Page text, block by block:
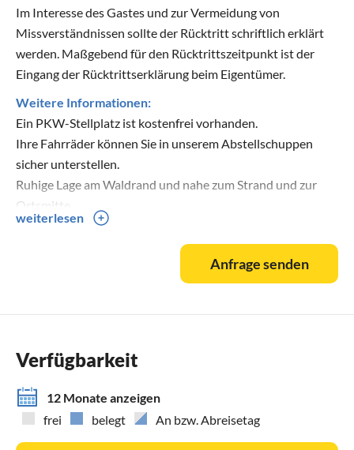
Im Interesse des Gastes und zur Vermeidung von
Missverständnissen sollte der Rücktritt schriftlich erklärt
werden. Maßgebend für den Rücktrittszeitpunkt ist der
Eingang der Rücktrittserklärung beim Eigentümer.
Weitere Informationen:
Ein PKW-Stellplatz ist kostenfrei vorhanden.
Ihre Fahrräder können Sie in unserem Abstellschuppen
sicher unterstellen.
Ruhige Lage am Waldrand und nahe zum Strand und zur
Ortsmitte.
Ausflüge: - Kletterwald in Ückeritz,
- zum Golm: Kriegsgräber- und Gedenkstätte Golm. Im
Sommer 1944 entstand auf halber Höhe des Golms ein
Schöne Aussicht vom Turm.
- zum Raumfahrtmuseum Peenemünde
weiterlesen
Anfrage senden
Verfügbarkeit
12 Monate anzeigen
frei
belegt An bzw. Abreisetag